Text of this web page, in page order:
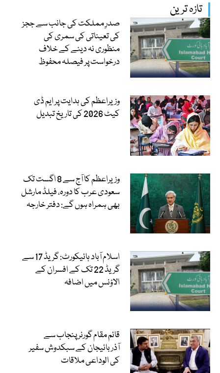
تازہ ترین
صدرِ مملکت کی جانب سے ججز
کی تعیناتی کی سمری کی
منظوری نہ دینے کے خلاف
درخواست پر فیصلہ محفوظ
وزیراعظم کی ہدایت پر ایم ڈی
کیٹ 2026 کی تاریخ تبدیل
وزیراعظم کا آج سے 8 اگست تک
سعودی عرب کا دورہ، فیلڈ مارشل
بھی ہمراہ ہوں گے: دفتر خارجہ
اسلام آباد ہائیکورٹ: گریڈ 17 سے
گریڈ 22 تک کے افسران کے
الاؤنس میں اضافہ
قائم مقام گورنر پنجاب سے
آذربائیجان کے سبکدوش سفیر
کی الوداعی ملاقات